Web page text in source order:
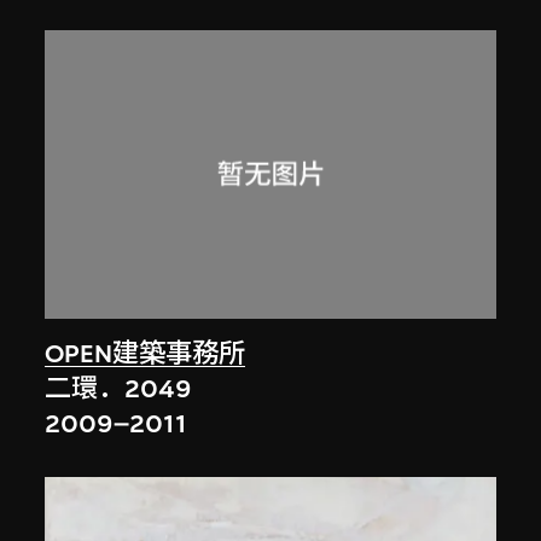
OPEN建築事務所
二環．2049
2009–2011